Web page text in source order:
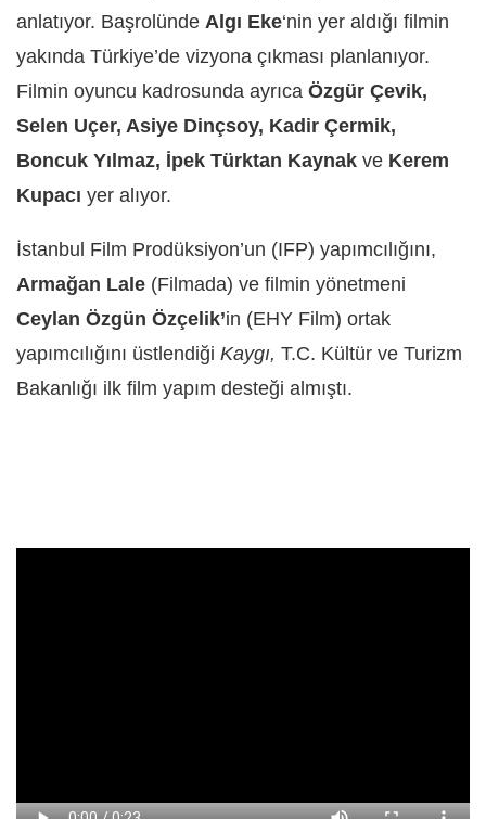
anlatıyor. Başrolünde Algı Eke‘nin yer aldığı filmin
yakında Türkiye’de vizyona çıkması planlanıyor.
Filmin oyuncu kadrosunda ayrıca Özgür Çevik,
Selen Uçer, Asiye Dinçsoy, Kadir Çermik,
Boncuk Yılmaz, İpek Türktan Kaynak ve Kerem
Kupacı yer alıyor.
İstanbul Film Prodüksiyon’un (IFP) yapımcılığını,
Armağan Lale (Filmada) ve filmin yönetmeni
Ceylan Özgün Özçelik’in (EHY Film) ortak
yapımcılığını üstlendiği Kaygı, T.C. Kültür ve Turizm
Bakanlığı ilk film yapım desteği almıştı.